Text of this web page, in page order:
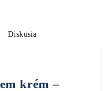
Diskusia
krém –